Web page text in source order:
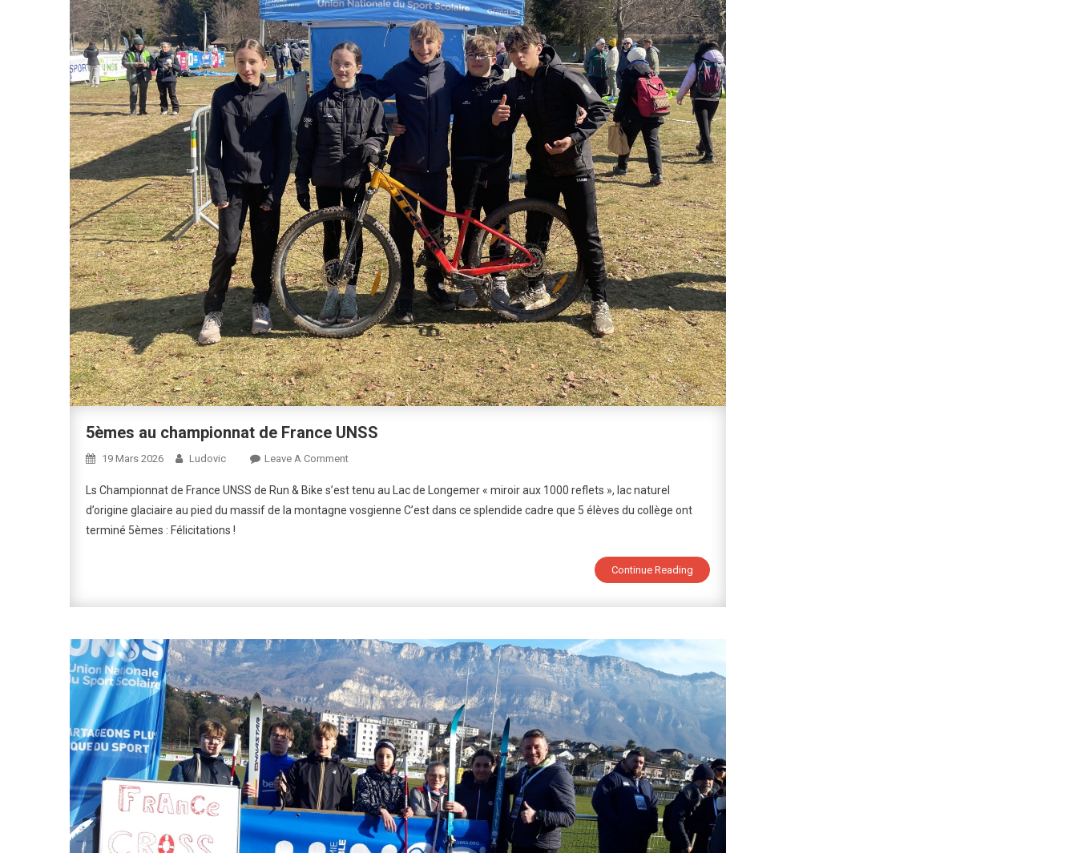
5èmes au championnat de France UNSS
19 Mars 2026 Ludovic Leave A CommentOn
Au
Championnat
Ls Championnat de France UNSS de Run & Bike s’est tenu au Lac de Longemer « miroir aux 1000 reflets », lac naturel
d’origine glaciaire au pied du massif de la montagne vosgienne C’est dans ce splendide cadre que 5 élèves du collège ont
terminé 5èmes : Félicitations !
Continue Reading